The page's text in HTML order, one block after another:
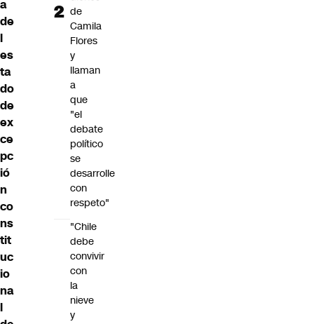
a
de
l
es
ta
do
de
ex
ce
pc
ió
n
co
ns
tit
uc
io
na
l
de
Camila
Flores
y
llaman
a
que
"el
debate
político
se
desarrolle
con
respeto"
"Chile
debe
convivir
con
la
nieve
y